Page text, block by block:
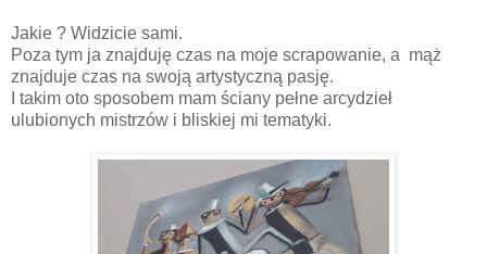
Jakie ? Widzicie sami.
Poza tym ja znajduję czas na moje scrapowanie, a mąż
znajduje czas na swoją artystyczną pasję.
I takim oto sposobem mam ściany pełne arcydzieł
ulubionych mistrzów i bliskiej mi tematyki.